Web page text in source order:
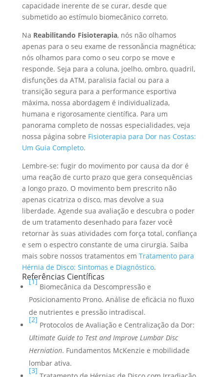
capacidade inerente de se curar, desde que
submetido ao estímulo biomecânico correto.
Na Reabilitando Fisioterapia, nós não olhamos
apenas para o seu exame de ressonância magnética;
nós olhamos para como o seu corpo se move e
responde. Seja para a coluna, joelho, ombro, quadril,
disfunções da ATM, paralisia facial ou para a
transição segura para a performance esportiva
máxima, nossa abordagem é individualizada,
humana e rigorosamente científica. Para um
panorama completo de nossas especialidades, veja
nossa página sobre Fisioterapia para Dor nas Costas:
Um Guia Completo.
Lembre-se: fugir do movimento por causa da dor é
uma reação de curto prazo que gera consequências
a longo prazo. O movimento bem prescrito não
apenas cicatriza o disco, mas devolve a sua
liberdade. Agende sua avaliação e descubra o poder
de um tratamento desenhado para fazer você
retornar às suas atividades com força total, confiança
e sem o espectro constante de uma cirurgia. Saiba
mais sobre nossos tratamentos em Tratamento para
Hérnia de Disco: Sintomas e Diagnóstico.
Referências Científicas
[1]
Biomecânica da Descompressão e
Posicionamento Prono. Análise de eficácia no fluxo
de nutrientes e pressão intradiscal.
[2]
Protocolos de Avaliação e Centralização da Dor:
Ultimate Guide to Test and Improve Lumbar Disc
Herniation. Fundamentos McKenzie e mobilidade
lombar ativa.
[3]